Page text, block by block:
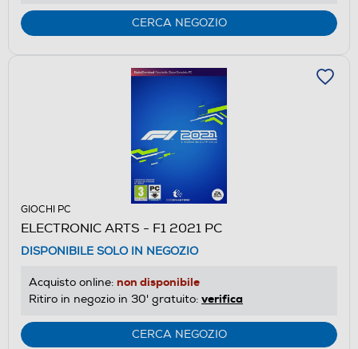
CERCA NEGOZIO
GIOCHI PC
ELECTRONIC ARTS - F1 2021 PC
DISPONIBILE SOLO IN NEGOZIO
Acquisto online: non disponibile
Ritiro in negozio in 30' gratuito: verifica
CERCA NEGOZIO